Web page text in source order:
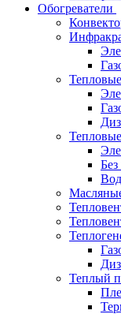
Обогреватели
Без
Теплый